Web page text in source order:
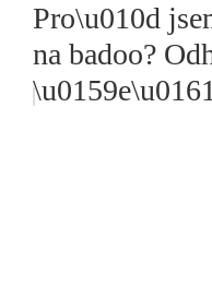
Pro\u010d
na badoo?